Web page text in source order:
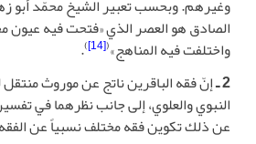
الصادق هو العصر الذي «فتحت فيه عيون
واختلفت فيه المناهج»(
[14]
)
.
2 ـ إنّ فقه الباقرين ناتج عن موروث
النبوي والعلوي، إلى جانب نظرهما في
عن ذلك تكوين فقه مختلف نسبياً عن الفقه